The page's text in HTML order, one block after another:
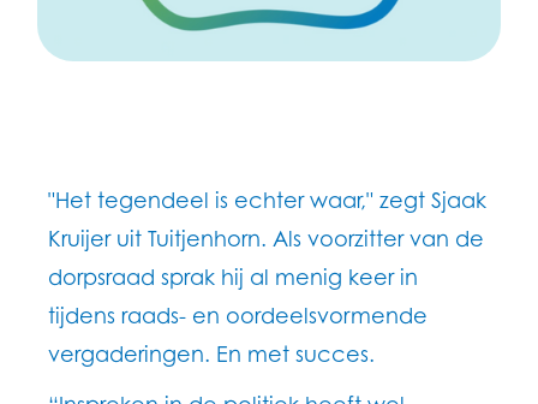
"Het tegendeel is echter waar," zegt Sjaak
Kruijer uit Tuitjenhorn. Als voorzitter van de
dorpsraad sprak hij al menig keer in
tijdens raads- en oordeelsvormende
vergaderingen. En met succes.